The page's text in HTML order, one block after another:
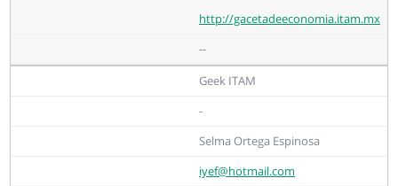
http://gacetadeeconomia.itam.mx
--
Geek ITAM
-
Selma Ortega Espinosa
iyef@hotmail.com